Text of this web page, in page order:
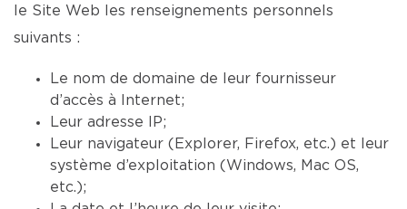
le Site Web les renseignements personnels
suivants :
Le nom de domaine de leur fournisseur
d’accès à Internet;
Leur adresse IP;
Leur navigateur (Explorer, Firefox, etc.) et leur
système d’exploitation (Windows, Mac OS,
etc.);